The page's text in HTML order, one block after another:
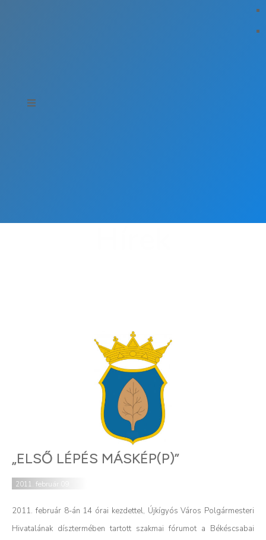
„ELSŐ LÉPÉS MÁSKÉP(P)”
2011. február 09.
2011. február 8-án 14 órai kezdettel, Újkígyós Város Polgármesteri
Hivatalának dísztermében tartott szakmai fórumot a Békéscsabai